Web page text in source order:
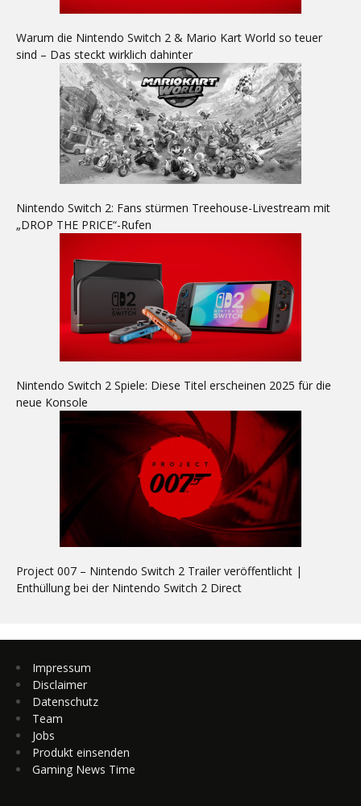
Warum die Nintendo Switch 2 & Mario Kart World so teuer
sind – Das steckt wirklich dahinter
Nintendo Switch 2: Fans stürmen Treehouse-Livestream mit
„DROP THE PRICE“-Rufen
Nintendo Switch 2 Spiele: Diese Titel erscheinen 2025 für die
neue Konsole
Project 007 – Nintendo Switch 2 Trailer veröffentlicht |
Enthüllung bei der Nintendo Switch 2 Direct
Impressum
Disclaimer
Datenschutz
Team
Jobs
Produkt einsenden
Gaming News Time